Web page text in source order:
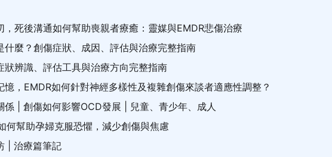
，死後溝通如何幫助喪親者療癒：靈媒與EMDR悲傷治療
什麼？創傷症狀、成因、評估與治療完整指南
狀辨識、評估工具與治療方向完整指南
憶，EMDR如何針對神經多樣性及複雜創傷來談者適應性調整？
係 | 創傷如何影響OCD發展 | 兒童、青少年、成人
何幫助孕婦克服恐懼，減少創傷與焦慮
| 治療篇筆記